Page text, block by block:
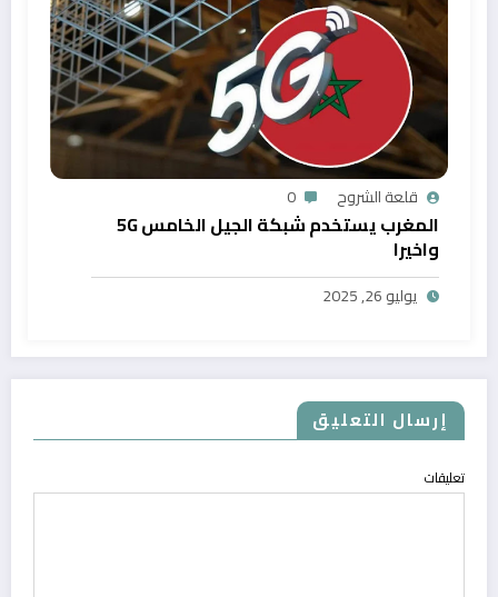
قلعة الشروح 0
المغرب يستخدم شبكة الجيل الخامس 5G
واخيرا
يوليو 26, 2025
إرسال التعليق
تعليقات